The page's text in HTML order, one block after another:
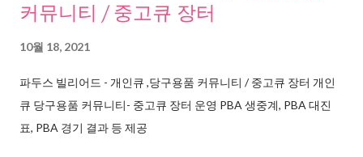
커뮤니티 / 중고큐 장터
10월 18, 2021
파두스 빌리어드 - 개인큐 ,당구용품 커뮤니티 / 중고큐 장터 개인
큐 당구용품 커뮤니티- 중고큐 장터 운영 PBA 생중계, PBA 대진
표, PBA 경기 결과 등 제공